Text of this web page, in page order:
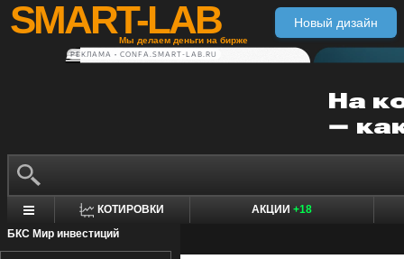
SMART-LAB
Мы делаем деньги на бирже
Новый дизайн
РЕКЛАМА • CONFA.SMART-LAB.RU
КОТИРОВКИ АКЦИИ +18
БКС Мир инвестиций